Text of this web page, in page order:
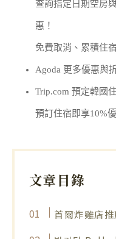
查詢指定日期空房
惠！
免費取消、累積住
Agoda 更多優惠與
Trip.com 預定韓國
預訂住宿即享10%
文章目錄
首爾炸雞店推